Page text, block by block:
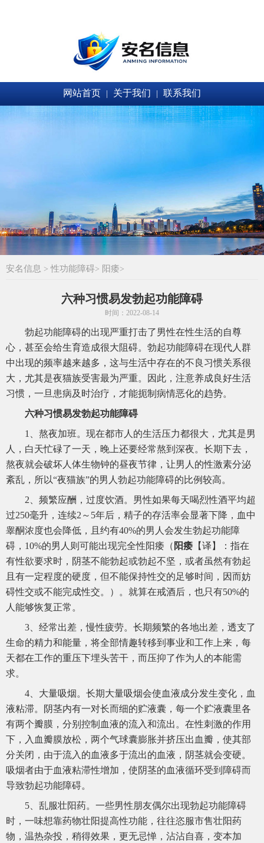
网站首页 关于我们 联系我们
安名信息 > 性功能障碍> 阳痿>
六种习惯易发勃起功能障碍
时间：2022-08-14
勃起功能障碍的出现严重打击了男性在性生活的自尊
心，甚至会给生育造成很大阻碍。勃起功能障碍在现代人群
中出现的频率越来越多，这与生活中存在的不良习惯关系很
大，尤其是夜猫族受害最为严重。因此，注意养成良好生活
习惯，一旦患病及时治疗，才能扼制病情恶化的趋势。
六种习惯易发勃起功能障碍
1、熬夜加班。现在都市人的生活压力都很大，尤其是男
人，白天忙碌了一天，晚上还要经常熬到深夜。长期下去，
熬夜就会破坏人体生物钟的昼夜节律，让男人的性激素分泌
紊乱，所以“夜猫族”的男人勃起功能障碍的比例较高。
2、频繁应酬，过度饮酒。男性如果每天喝烈性酒平均超
过250毫升，连续2～5年后，精子的存活率会显著下降，血中
睾酮浓度也会降低，且约有40%的男人会发生勃起功能障
碍，10%的男人则可能出现完全性阳痿（ 阳痿 【译】：指在
有性欲要求时，阴茎不能勃起或勃起不坚，或者虽然有勃起
且有一定程度的硬度，但不能保持性交的足够时间，因而妨
碍性交或不能完成性交。）。就算在戒酒后，也只有50%的
人能够恢复正常。
3、经常出差，慢性疲劳。长期频繁的各地出差，透支了
生命的精力和能量，将全部情趣转移到事业和工作上来，每
天都在工作的重压下埋头苦干，而压抑了作为人的本能需
求。
4、大量吸烟。长期大量吸烟会使血液成分发生变化，血
液粘滞。阴茎内有一对长而细的贮液囊，每一个贮液囊里各
有两个瓣膜，分别控制血液的流入和流出。在性刺激的作用
下，入血瓣膜放松，两个气球囊膨胀并挤压出血瓣，使其部
分关闭，由于流入的血液多于流出的血液，阴茎就会变硬。
吸烟者由于血液粘滞性增加，使阴茎的血液循环受到障碍而
导致勃起功能障碍。
5、乱服壮阳药。一些男性朋友偶尔出现勃起功能障碍
时，一味想靠药物壮阳提高性功能，往往恣服市售壮阳药
物，温热杂投，稍得效果，更无忌惮，沾沾自喜，变本加